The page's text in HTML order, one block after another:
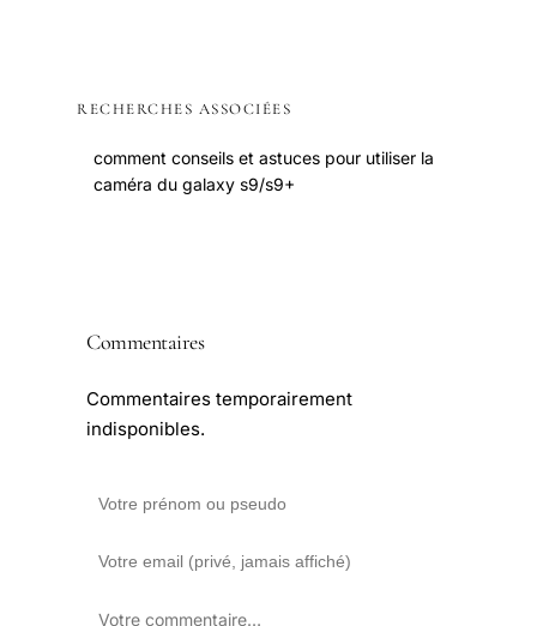
RECHERCHES ASSOCIÉES
comment conseils et astuces pour utiliser la
caméra du galaxy s9/s9+
Commentaires
Commentaires temporairement
indisponibles.